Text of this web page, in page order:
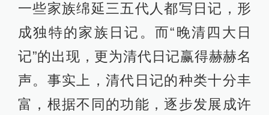
一些家族绵延三五代人都写日记，形
成独特的家族日记。而“晚清四大日
记”的出现，更为清代日记赢得赫赫名
声。事实上，清代日记的种类十分丰
富，根据不同的功能，逐步发展成许